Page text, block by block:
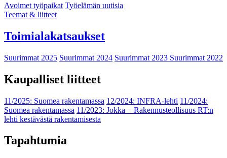
Avoimet työpaikat Työelämän uutisia
Teemat & liitteet
Toimialakatsaukset
Suurimmat 2025 Suurimmat 2024 Suurimmat 2023 Suurimmat 2022
Kaupalliset liitteet
11/2025: Suomea rakentamassa 12/2024: INFRA-lehti 11/2024:
Suomea rakentamassa 11/2023: Jokka − Rakennusteollisuus RT:n
lehti kestävästä rakentamisesta
Tapahtumia